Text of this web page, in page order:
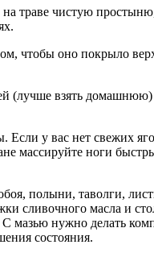
траве чистую
чтобы оно покрыло
(лучше взять
у вас нет свежих
массируйте ноги
полыни, таволги,
сливочного масла и
мазью нужно делать
состояния.